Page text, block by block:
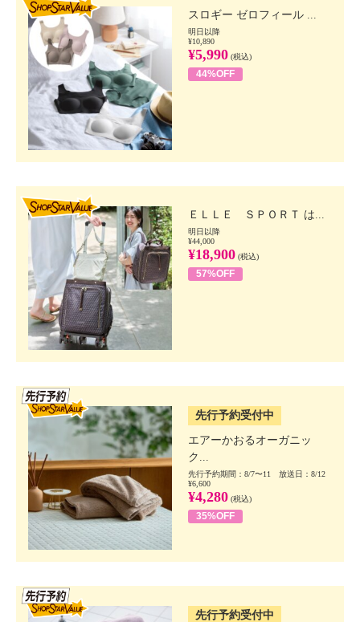
スロギー ゼロフィール ...
明日以降
¥10,890
¥5,990 (税込)
44%OFF
ＥＬＬＥ ＳＰＯＲＴ は...
明日以降
¥44,000
¥18,900 (税込)
57%OFF
先行予約受付中
エアーかおるオーガニッ
ク...
先行予約期間：8/7〜11 放送日：8/12
¥6,600
¥4,280 (税込)
35%OFF
先行予約受付中